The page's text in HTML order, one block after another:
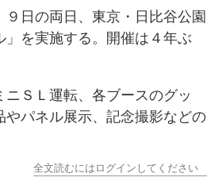
日の両日、東京・日比谷公園
を実施する。開催は４年ぶ
ＳＬ運転、各ブースのグッ
パネル展示、記念撮影などの
全文読むにはログインしてください